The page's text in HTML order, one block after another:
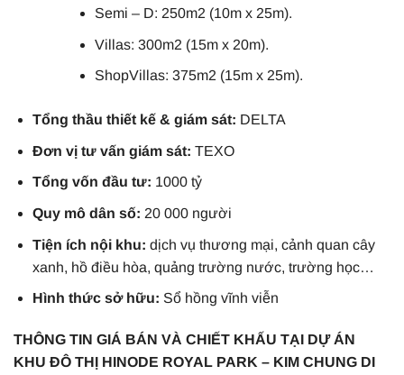
Semi – D: 250m2 (10m x 25m).
Villas: 300m2 (15m x 20m).
ShopVillas: 375m2 (15m x 25m).
Tổng thầu thiết kế & giám sát: DELTA
Đơn vị tư vấn giám sát: TEXO
Tổng vốn đầu tư: 1000 tỷ
Quy mô dân số: 20 000 người
Tiện ích nội khu: dịch vụ thương mại, cảnh quan cây
xanh, hồ điều hòa, quảng trường nước, trường học…
Hình thức sở hữu: Sổ hồng vĩnh viễn
THÔNG TIN GIÁ BÁN VÀ CHIẾT KHẤU TẠI DỰ ÁN
KHU ĐÔ THỊ HINODE ROYAL PARK – KIM CHUNG DI